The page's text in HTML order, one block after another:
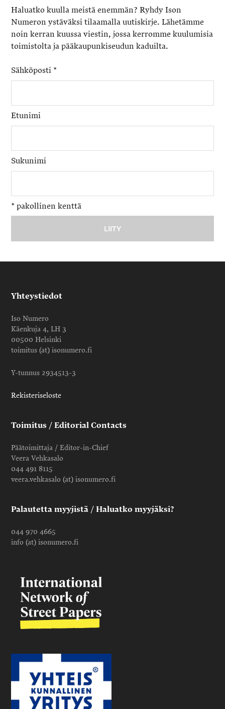
Haluatko kuulla meistä enemmän? Ryhdy Ison
Numeron ystäväksi tilaamalla uutiskirje. Lähetämme
noin kerran kuussa viestin, jossa kerromme kuulumisia
toimistolta ja pääkaupunkiseudun kaduilta.
Sähköposti *
Etunimi
Sukunimi
* pakollinen kenttä
Yhteystiedot
Iso Numero
Käenkuja 4, LH 3
00500 Helsinki
toimitus (at) isonumero.fi
Y-tunnus 2934513-3
Rekisteriseloste
Toimitus / Editorial Contacts
Päätoimittaja / Editor-in-Chief
Veera Vehkasalo
044 491 8115
veera.vehkasalo (at) isonumero.fi
Palautetta myyjistä / Haluatko myyjäksi?
044 970 4665
info (at) isonumero.fi